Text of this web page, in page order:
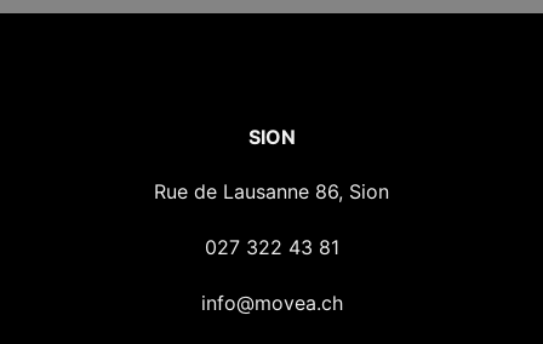
SION
Rue de Lausanne 86, Sion
027 322 43 81
info@movea.ch